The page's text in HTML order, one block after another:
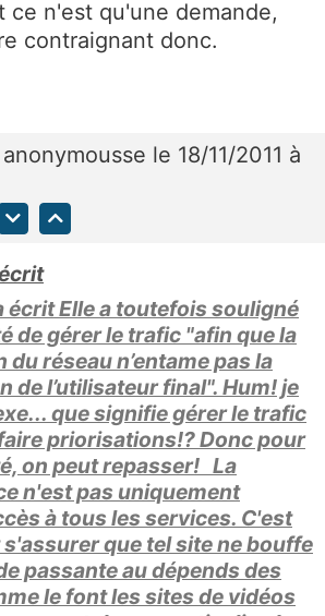
ce n'est qu'une demande,
contraignant donc.
anonymousse le 18/11/2011 à
écrit Elle a toutefois souligné
de gérer le trafic "afin que la
réseau n’entame pas la
de l’utilisateur final". Hum! je
que signifie gérer le trafic
priorisations!? Donc pour
on peut repasser! La
n'est pas uniquement
à tous les services. C'est
que tel site ne bouffe
passante au dépends des
le font les sites de vidéos